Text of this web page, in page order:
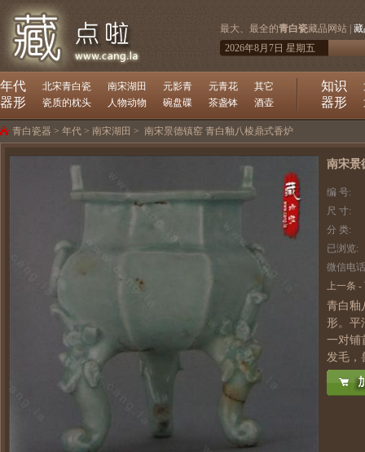
最大、最全的青白瓷藏品网站 |
2026年8月7日 星期五
年代 北宋青白瓷 南宋湖田 元影青 元青花 其它
器形 瓷质的枕头 人物动物 碗盘碟 茶盏钵 酒壶
知识
器形
青白瓷器 > 年代 > 南宋湖田 > 南宋景德镇窑 青白釉八棱鼎式香炉
南宋景
编 号:
尺 寸:
分 类:
已浏览:
微信电
上一条 -
青白釉
形。平
一对铺
发毛，